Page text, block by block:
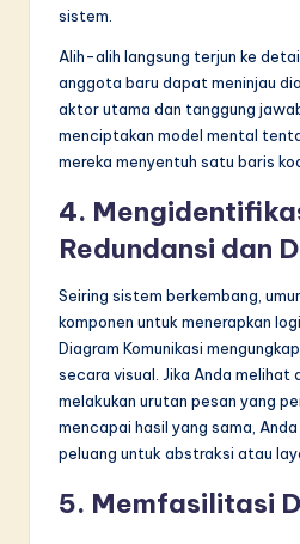
sistem.
Alih-alih langsung terjun ke
anggota baru dapat meninjau
aktor utama dan tanggung
menciptakan model mental
mereka menyentuh satu baris
4.
Redundansi dan
Seiring sistem berkembang,
komponen untuk menerapkan
Diagram Komunikasi
secara visual. Jika Anda melihat
melakukan urutan pesan yang
mencapai hasil yang sama,
peluang untuk abstraksi atau
5. Memfasilitasi